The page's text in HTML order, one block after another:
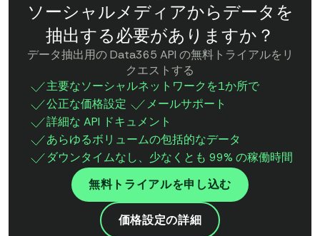
ソーシャルメディアからデータを
抽出する必要がありますか？
データ抽出用の Data365 API の無料トライアルをリ
クエストする
主要なソーシャルネットワークを1か所で
公正な価格設定
メールサポート
詳細な API ドキュメント
あらゆるボリュームの包括的なデータ
ダウンタイムなし、少なくとも 99% の稼働時間
無料トライアルを申し込む
価格設定の詳細